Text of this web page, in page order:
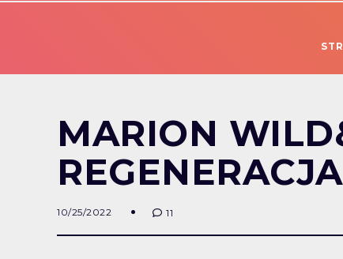
MARION
REGENERACJA
10/25/2022 11